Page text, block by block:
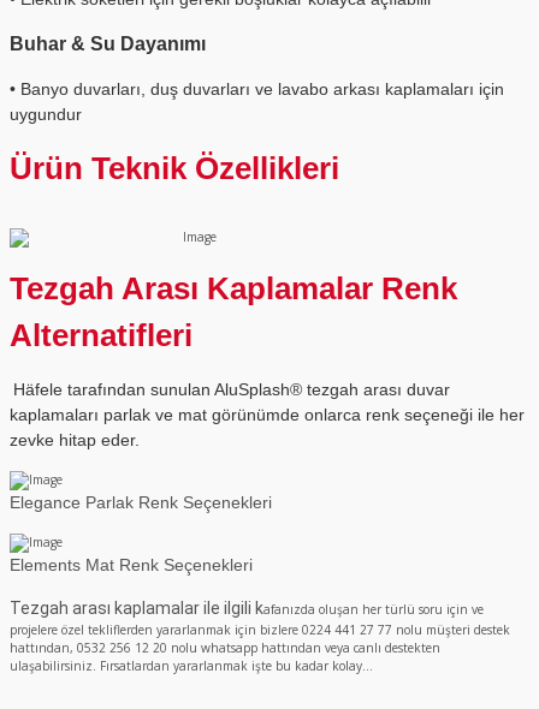
Buhar & Su Dayanımı
• Banyo duvarları, duş duvarları ve lavabo arkası kaplamaları için
uygundur
Ürün Teknik Özellikleri
Tezgah Arası Kaplamalar Renk
Alternatifleri
Häfele tarafından sunulan AluSplash® tezgah arası duvar
kaplamaları parlak ve mat görünümde onlarca renk seçeneği ile her
zevke hitap eder.
Elegance Parlak Renk Seçenekleri
Elements Mat Renk Seçenekleri
Tezgah arası kaplamalar ile ilgili kafanızda oluşan her türlü soru için ve
projelere özel tekliflerden yararlanmak için bizlere 0224 441 27 77 nolu müşteri destek
hattından, 0532 256 12 20 nolu whatsapp hattından veya canlı destekten
ulaşabilirsiniz. Fırsatlardan yararlanmak işte bu kadar kolay...